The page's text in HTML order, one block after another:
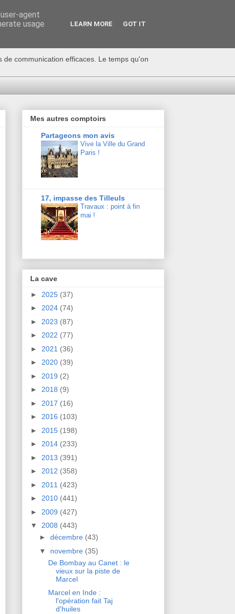
communication efficaces. Le temps qu'on
Mes autres comptoirs
Partageons mon avis
Vive la Ville du Grand
Paris !
17, impasse des Tilleuls
Travaux : point à fin
mai !
La cave
► 2025 (37)
► 2024 (74)
► 2023 (87)
► 2022 (77)
► 2021 (36)
► 2020 (39)
► 2019 (2)
► 2018 (9)
► 2017 (16)
► 2016 (103)
► 2015 (198)
► 2014 (233)
► 2013 (391)
► 2012 (358)
► 2011 (423)
► 2010 (441)
► 2009 (427)
▼ 2008 (443)
► décembre (43)
▼ novembre (35)
De Bombay au Canet : le
vieux sur la piste de
Marcel
Marcel en Inde :
l'opération fait Taj
d'huiles
agent
usage
LEARN MORE GOT IT